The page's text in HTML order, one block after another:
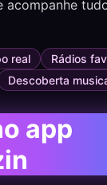
acompanhe
real
Rádios
Descoberta
app